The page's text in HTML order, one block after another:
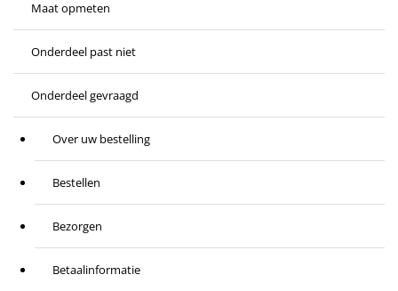
Maat opmeten
Onderdeel past niet
Onderdeel gevraagd
Over uw bestelling
Bestellen
Bezorgen
Betaalinformatie